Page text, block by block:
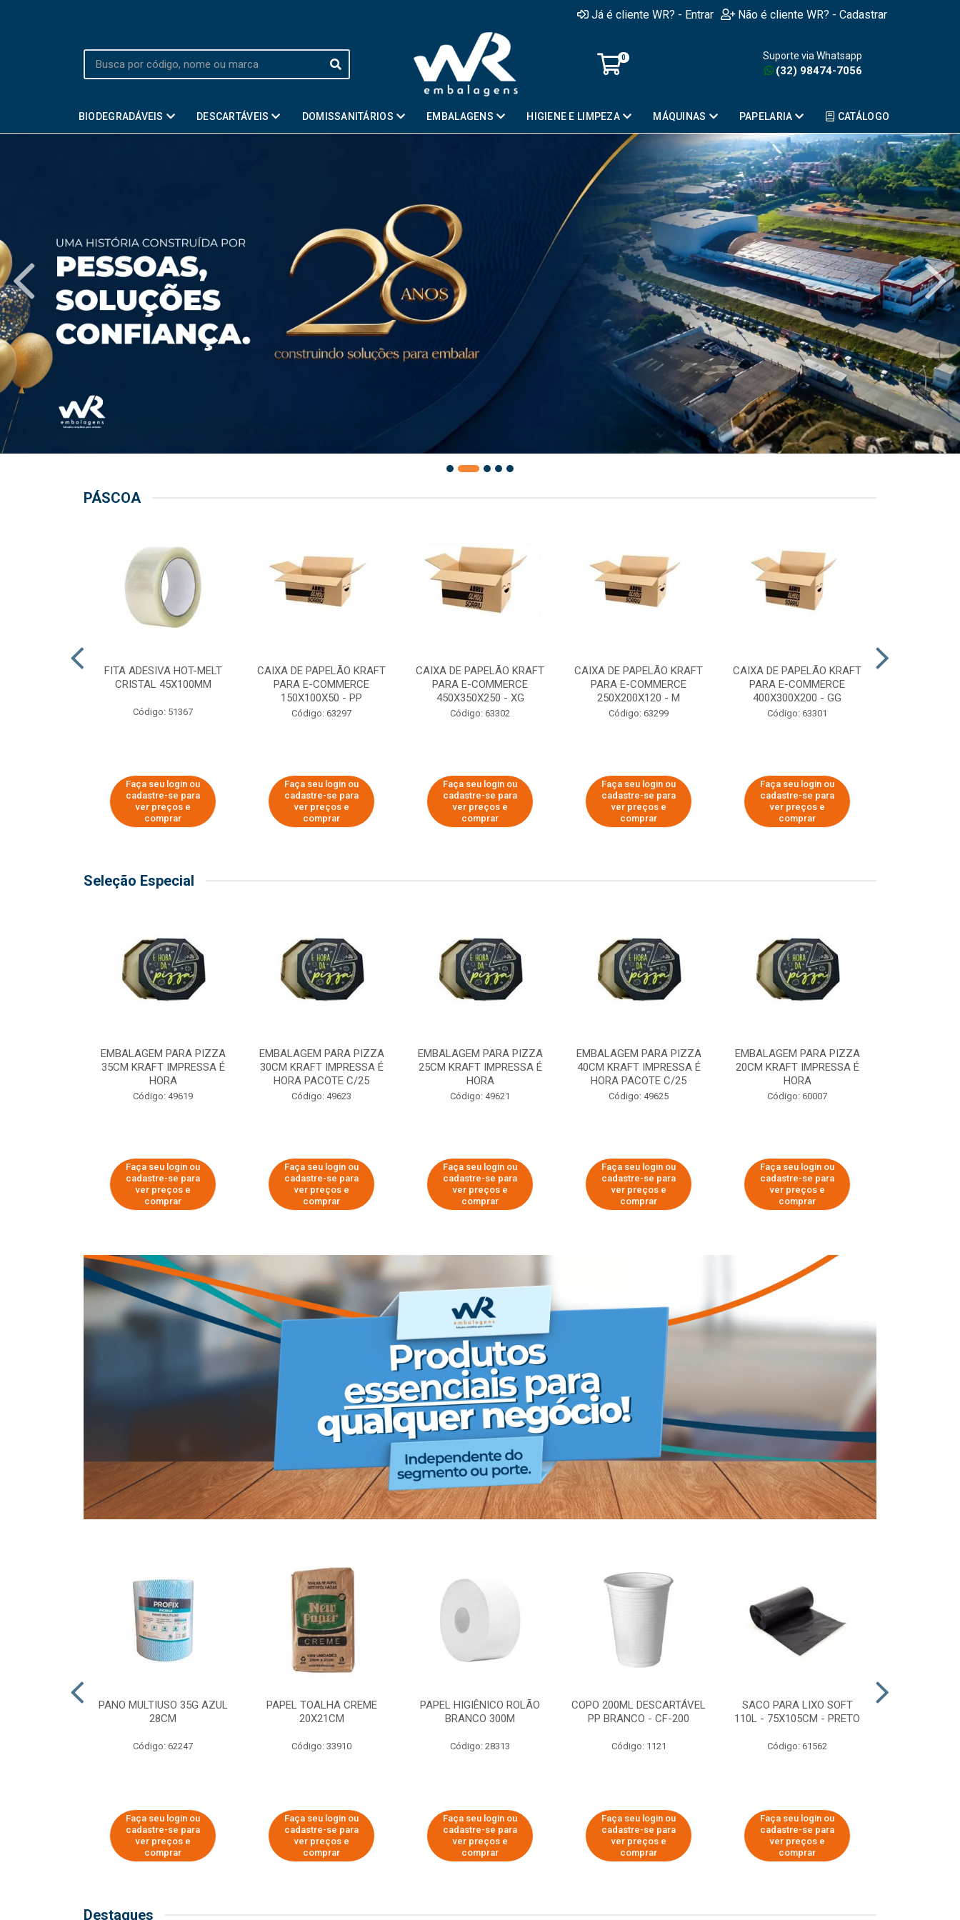
Já é cliente WR? - Entrar Não é cliente WR? - Cadastrar
0 Suporte via Whatsapp
(32) 98474-7056
BIODEGRADÁVEIS DESCARTÁVEIS DOMISSANITÁRIOS EMBALAGENS HIGIENE E LIMPEZA MÁQUINAS PAPELARIA CATÁLOGO
PÁSCOA
FITA ADESIVA HOT-MELT
CRISTAL 45X100MM
Código: 51367
Faça seu login ou
cadastre-se para
ver preços e
comprar
CAIXA DE PAPELÃO KRAFT
PARA E-COMMERCE
150X100X50 - PP
Código: 63297
Faça seu login ou
cadastre-se para
ver preços e
comprar
CAIXA DE PAPELÃO KRAFT
PARA E-COMMERCE
450X350X250 - XG
Código: 63302
Faça seu login ou
cadastre-se para
ver preços e
comprar
CAIXA DE PAPELÃO KRAFT
PARA E-COMMERCE
250X200X120 - M
Código: 63299
Faça seu login ou
cadastre-se para
ver preços e
comprar
CAIXA DE PAPELÃO KRAFT
PARA E-COMMERCE
400X300X200 - GG
Código: 63301
Faça seu login ou
cadastre-se para
ver preços e
comprar
Seleção Especial
EMBALAGEM PARA PIZZA
35CM KRAFT IMPRESSA É
HORA
Código: 49619
Faça seu login ou
cadastre-se para
ver preços e
comprar
EMBALAGEM PARA PIZZA
30CM KRAFT IMPRESSA É
HORA PACOTE C/25
Código: 49623
Faça seu login ou
cadastre-se para
ver preços e
comprar
EMBALAGEM PARA PIZZA
25CM KRAFT IMPRESSA É
HORA
Código: 49621
Faça seu login ou
cadastre-se para
ver preços e
comprar
EMBALAGEM PARA PIZZA
40CM KRAFT IMPRESSA É
HORA PACOTE C/25
Código: 49625
Faça seu login ou
cadastre-se para
ver preços e
comprar
EMBALAGEM PARA PIZZA
20CM KRAFT IMPRESSA É
HORA
Código: 60007
Faça seu login ou
cadastre-se para
ver preços e
comprar
PANO MULTIUSO 35G AZUL
28CM
Código: 62247
Faça seu login ou
cadastre-se para
ver preços e
comprar
PAPEL TOALHA CREME
20X21CM
Código: 33910
Faça seu login ou
cadastre-se para
ver preços e
comprar
PAPEL HIGIÊNICO ROLÃO
BRANCO 300M
Código: 28313
Faça seu login ou
cadastre-se para
ver preços e
comprar
COPO 200ML DESCARTÁVEL
PP BRANCO - CF-200
Código: 1121
Faça seu login ou
cadastre-se para
ver preços e
comprar
SACO PARA LIXO SOFT
110L - 75X105CM - PRETO
Código: 61562
Faça seu login ou
cadastre-se para
ver preços e
comprar
Destaques